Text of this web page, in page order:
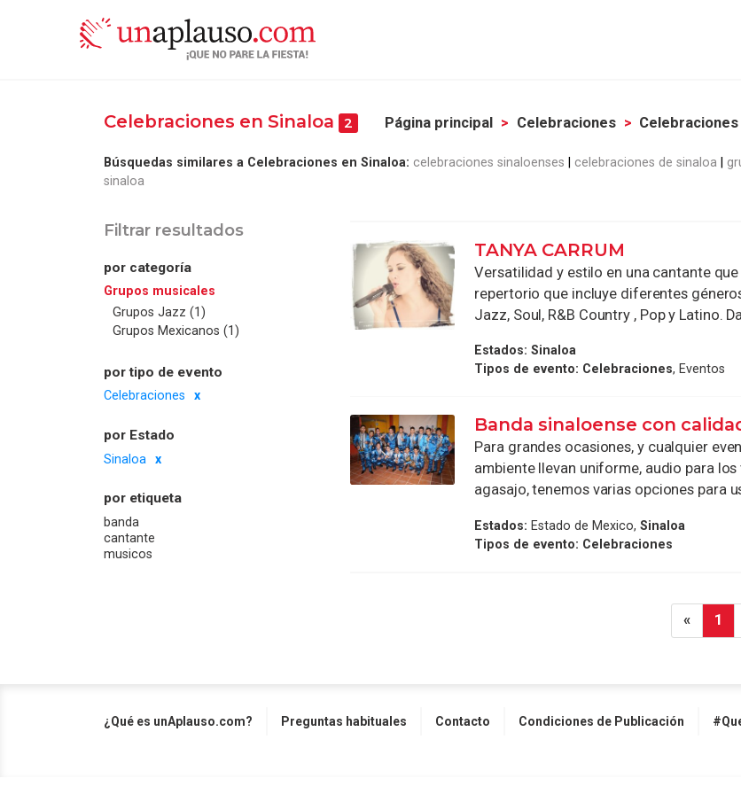
Celebraciones en Sinaloa 2 Página principal Celebraciones Celebraciones
Búsquedas similares a Celebraciones en Sinaloa: celebraciones sinaloenses celebraciones de sinaloa
sinaloa
Filtrar resultados
por categoría
Grupos musicales
Grupos Jazz (1)
Grupos Mexicanos (1)
por tipo de evento
Celebraciones
por Estado
Sinaloa
por etiqueta
banda
cantante
musicos
TANYA CARRUM
Versatilidad y estilo en una cantante
repertorio que incluye diferentes
Jazz, Soul, R&B Country , Pop y Latino.
Estados: Sinaloa
Tipos de evento: Celebraciones, Eventos
Banda sinaloense con
Para grandes ocasiones, y cualquier
ambiente llevan uniforme, audio para
agasajo, tenemos varias opciones para
Estados: Estado de Mexico,Sinaloa
Tipos de evento: Celebraciones
« 1
¿Qué es unAplauso.com? Preguntas habituales Contacto Condiciones de Publicación